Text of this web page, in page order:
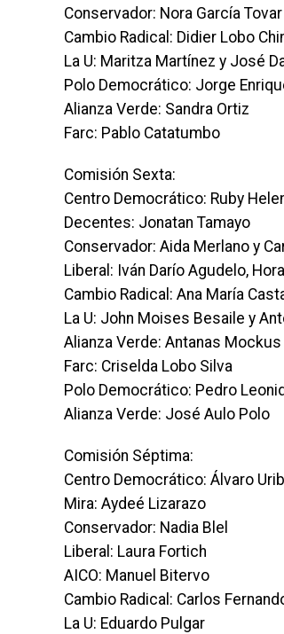
Conservador: Nora García
Cambio Radical: Didier Lobo
La U: Maritza Martínez y José
Polo Democrático: Jorge
Alianza Verde: Sandra Ortiz
Farc: Pablo Catatumbo
Comisión Sexta:
Centro Democrático: Ruby
Decentes: Jonatan Tamayo
Conservador: Aida Merlano y
Liberal: Iván Darío Agudelo,
Cambio Radical: Ana María
La U: John Moises Besaile y
Alianza Verde: Antanas Mockus
Farc: Criselda Lobo Silva
Polo Democrático: Pedro
Alianza Verde: José Aulo Polo
Comisión Séptima:
Centro Democrático: Álvaro
Mira: Aydeé Lizarazo
Conservador: Nadia Blel
Liberal: Laura Fortich
AICO: Manuel Bitervo
Cambio Radical: Carlos
La U: Eduardo Pulgar